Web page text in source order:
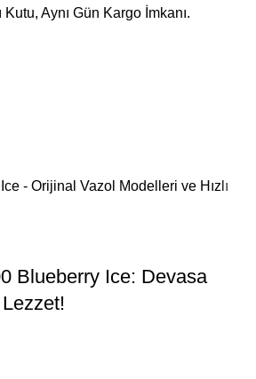
Aynı Gün Kargo İmkanı.
Blueberry Ice: Devasa